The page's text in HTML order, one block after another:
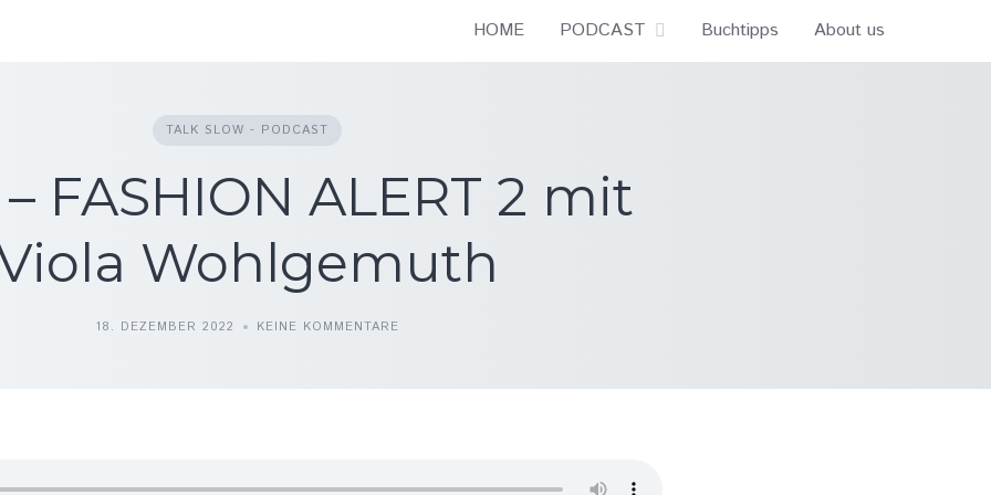
HOME PODCAST Buchtipps About us
TALK SLOW - PODCAST
FASHION ALERT 2 mit
Wohlgemuth
18. DEZEMBER 2022 KEINE KOMMENTARE